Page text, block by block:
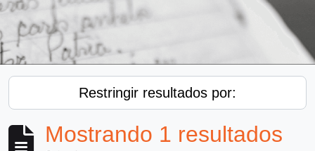
Restringir resultados por:
Mostrando 1 resultados